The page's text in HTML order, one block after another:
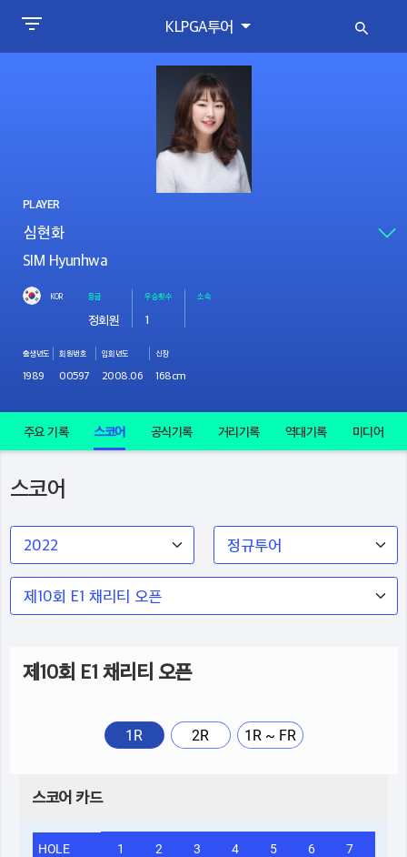
KLPGA투어
PLAYER
SIM Hyunhwa
KOR 등급
정회원
우승횟수
1
소속
출생년도
1989
회원번호
00597
입회년도
2008.06
신장
168cm
주요 기록 스코어 공식기록 거리기록 역대기록 미디어
스코어
제10회 E1 채리티 오픈
1R 2R 1R ~ FR
스코어 카드
HOLE 1 2 3 4 5 6 7